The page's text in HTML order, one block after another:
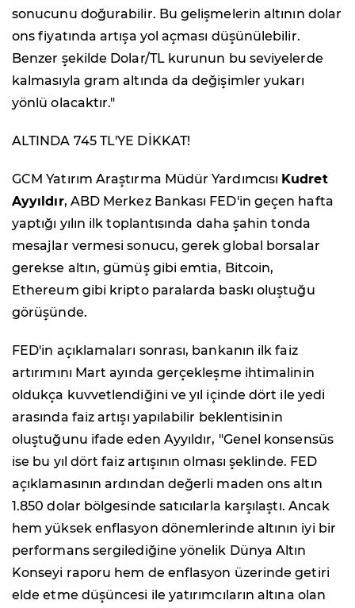
sonucunu doğurabilir. Bu gelişmelerin altının dolar
ons fiyatında artışa yol açması düşünülebilir.
Benzer şekilde Dolar/TL kurunun bu seviyelerde
kalmasıyla gram altında da değişimler yukarı
yönlü olacaktır."
ALTINDA 745 TL'YE DİKKAT!
GCM Yatırım Araştırma Müdür Yardımcısı Kudret
Ayyıldır, ABD Merkez Bankası FED'in geçen hafta
yaptığı yılın ilk toplantısında daha şahin tonda
mesajlar vermesi sonucu, gerek global borsalar
gerekse altın, gümüş gibi emtia, Bitcoin,
Ethereum gibi kripto paralarda baskı oluştuğu
görüşünde.
FED'in açıklamaları sonrası, bankanın ilk faiz
artırımını Mart ayında gerçekleşme ihtimalinin
oldukça kuvvetlendiğini ve yıl içinde dört ile yedi
arasında faiz artışı yapılabilir beklentisinin
oluştuğunu ifade eden Ayyıldır, "Genel konsensüs
ise bu yıl dört faiz artışının olması şeklinde. FED
açıklamasının ardından değerli maden ons altın
1.850 dolar bölgesinde satıcılarla karşılaştı. Ancak
hem yüksek enflasyon dönemlerinde altının iyi bir
performans sergilediğine yönelik Dünya Altın
Konseyi raporu hem de enflasyon üzerinde getiri
elde etme düşüncesi ile yatırımcıların altına olan